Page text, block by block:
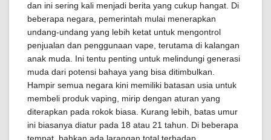
dan ini sering kali menjadi berita yang cukup hangat. Di
beberapa negara, pemerintah mulai menerapkan
undang-undang yang lebih ketat untuk mengontrol
penjualan dan penggunaan vape, terutama di kalangan
anak muda. Ini tentu penting untuk melindungi generasi
muda dari potensi bahaya yang bisa ditimbulkan.
Hampir semua negara kini memiliki batasan usia untuk
membeli produk vaping, mirip dengan aturan yang
diterapkan pada rokok biasa. Kurang lebih, batas umur
ini biasanya diatur pada 18 atau 21 tahun. Di beberapa